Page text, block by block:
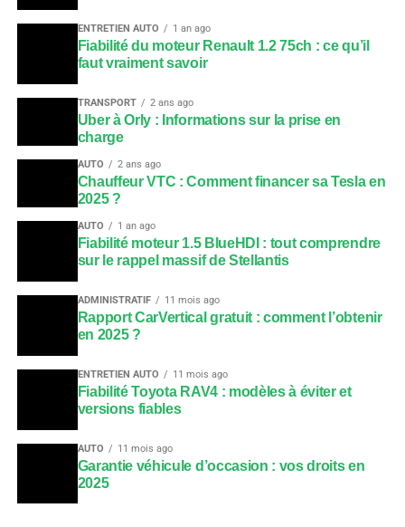
ENTRETIEN AUTO 1 an ago
Fiabilité du moteur Renault 1.2 75ch : ce qu’il
faut vraiment savoir
TRANSPORT 2 ans ago
Uber à Orly : Informations sur la prise en
charge
AUTO 2 ans ago
Chauffeur VTC : Comment financer sa Tesla en
2025 ?
AUTO 1 an ago
Fiabilité moteur 1.5 BlueHDI : tout comprendre
sur le rappel massif de Stellantis
ADMINISTRATIF 11 mois ago
Rapport CarVertical gratuit : comment l’obtenir
en 2025 ?
ENTRETIEN AUTO 11 mois ago
Fiabilité Toyota RAV4 : modèles à éviter et
versions fiables
AUTO 11 mois ago
Garantie véhicule d’occasion : vos droits en
2025